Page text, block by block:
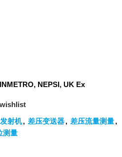
NEPSI, UK Ex
发射机, 差压变送器, 差压流量测量,
测量